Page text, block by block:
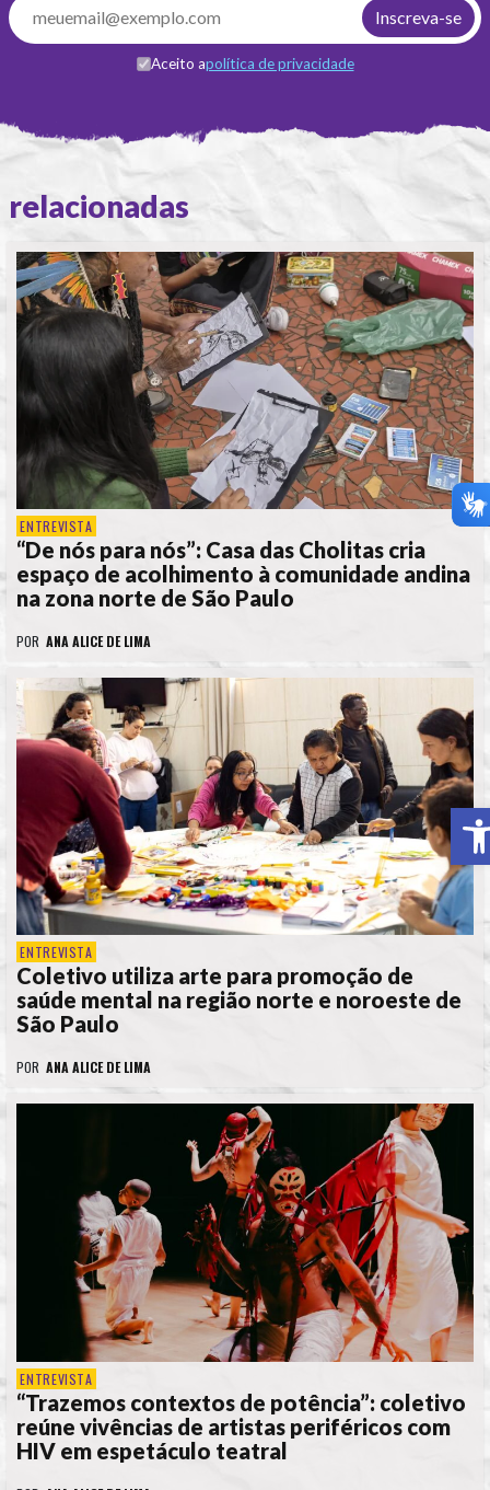
Aceito apolítica de privacidade
relacionadas
ENTREVISTA
“De nós para nós”: Casa das Cholitas cria
espaço de acolhimento à comunidade andina
na zona norte de São Paulo
POR ANA ALICE DE LIMA
ENTREVISTA
Coletivo utiliza arte para promoção de
saúde mental na região norte e noroeste de
São Paulo
POR ANA ALICE DE LIMA
ENTREVISTA
“Trazemos contextos de potência”: coletivo
reúne vivências de artistas periféricos com
HIV em espetáculo teatral